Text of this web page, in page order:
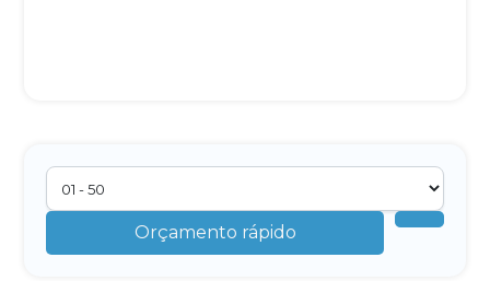
Orçamento rápido